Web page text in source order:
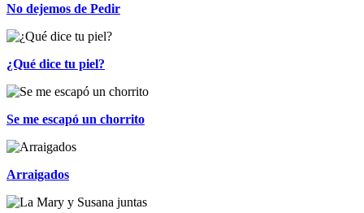
No dejemos de Pedir
¿Qué dice tu piel?
Se me escapó un chorrito
Arraigados